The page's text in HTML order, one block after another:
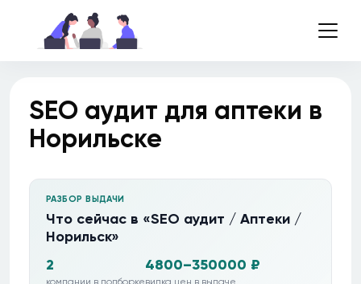
SEO аудит для аптеки в
Норильске
РАЗБОР ВЫДАЧИ
Что сейчас в «SEO аудит / Аптеки /
Норильск»
2
компании в подборке
4800–350000 ₽
вилка цен в выдаче